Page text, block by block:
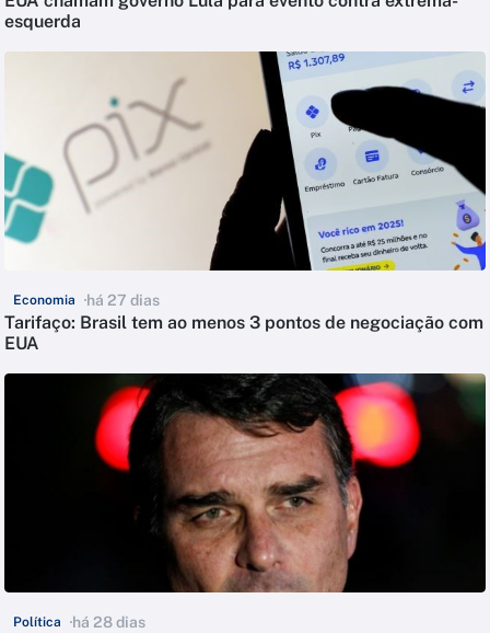
esquerda
Economia há 27 dias
Tarifaço: Brasil tem ao menos 3 pontos de negociação com
EUA
Política há 28 dias